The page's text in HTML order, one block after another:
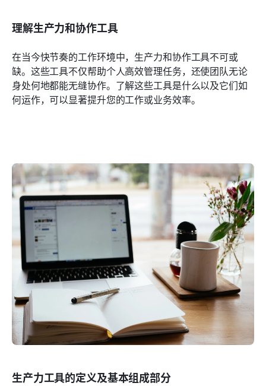
理解生产力和协作工具
在当今快节奏的工作环境中，生产力和协作工具不可或
缺。这些工具不仅帮助个人高效管理任务，还使团队无论
身处何地都能无缝协作。了解这些工具是什么以及它们如
何运作，可以显著提升您的工作或业务效率。
生产力工具的定义及基本组成部分